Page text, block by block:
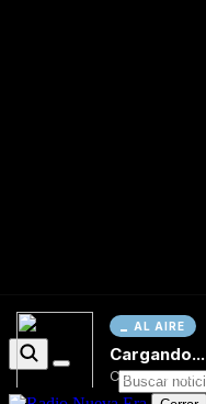
AL AIRE
Cargando...
Conectando...